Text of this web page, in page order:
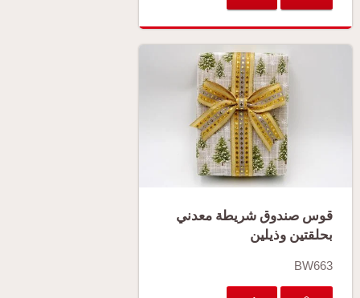
قوس صندوق شريطة معدني
بحلقتين وذيلين
BW663